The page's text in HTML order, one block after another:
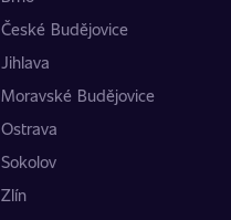
České Budějovice
Jihlava
Moravské Budějovice
Ostrava
Sokolov
Zlín